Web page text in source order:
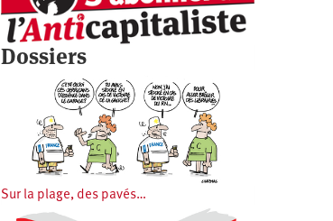
Dossiers
Sur la plage, des pavés…